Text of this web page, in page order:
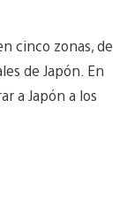
cinco zonas, de
de Japón. En
a Japón a los